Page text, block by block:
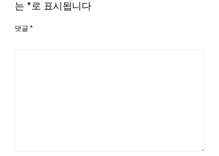
는 *로 표시됩니다
댓글 *